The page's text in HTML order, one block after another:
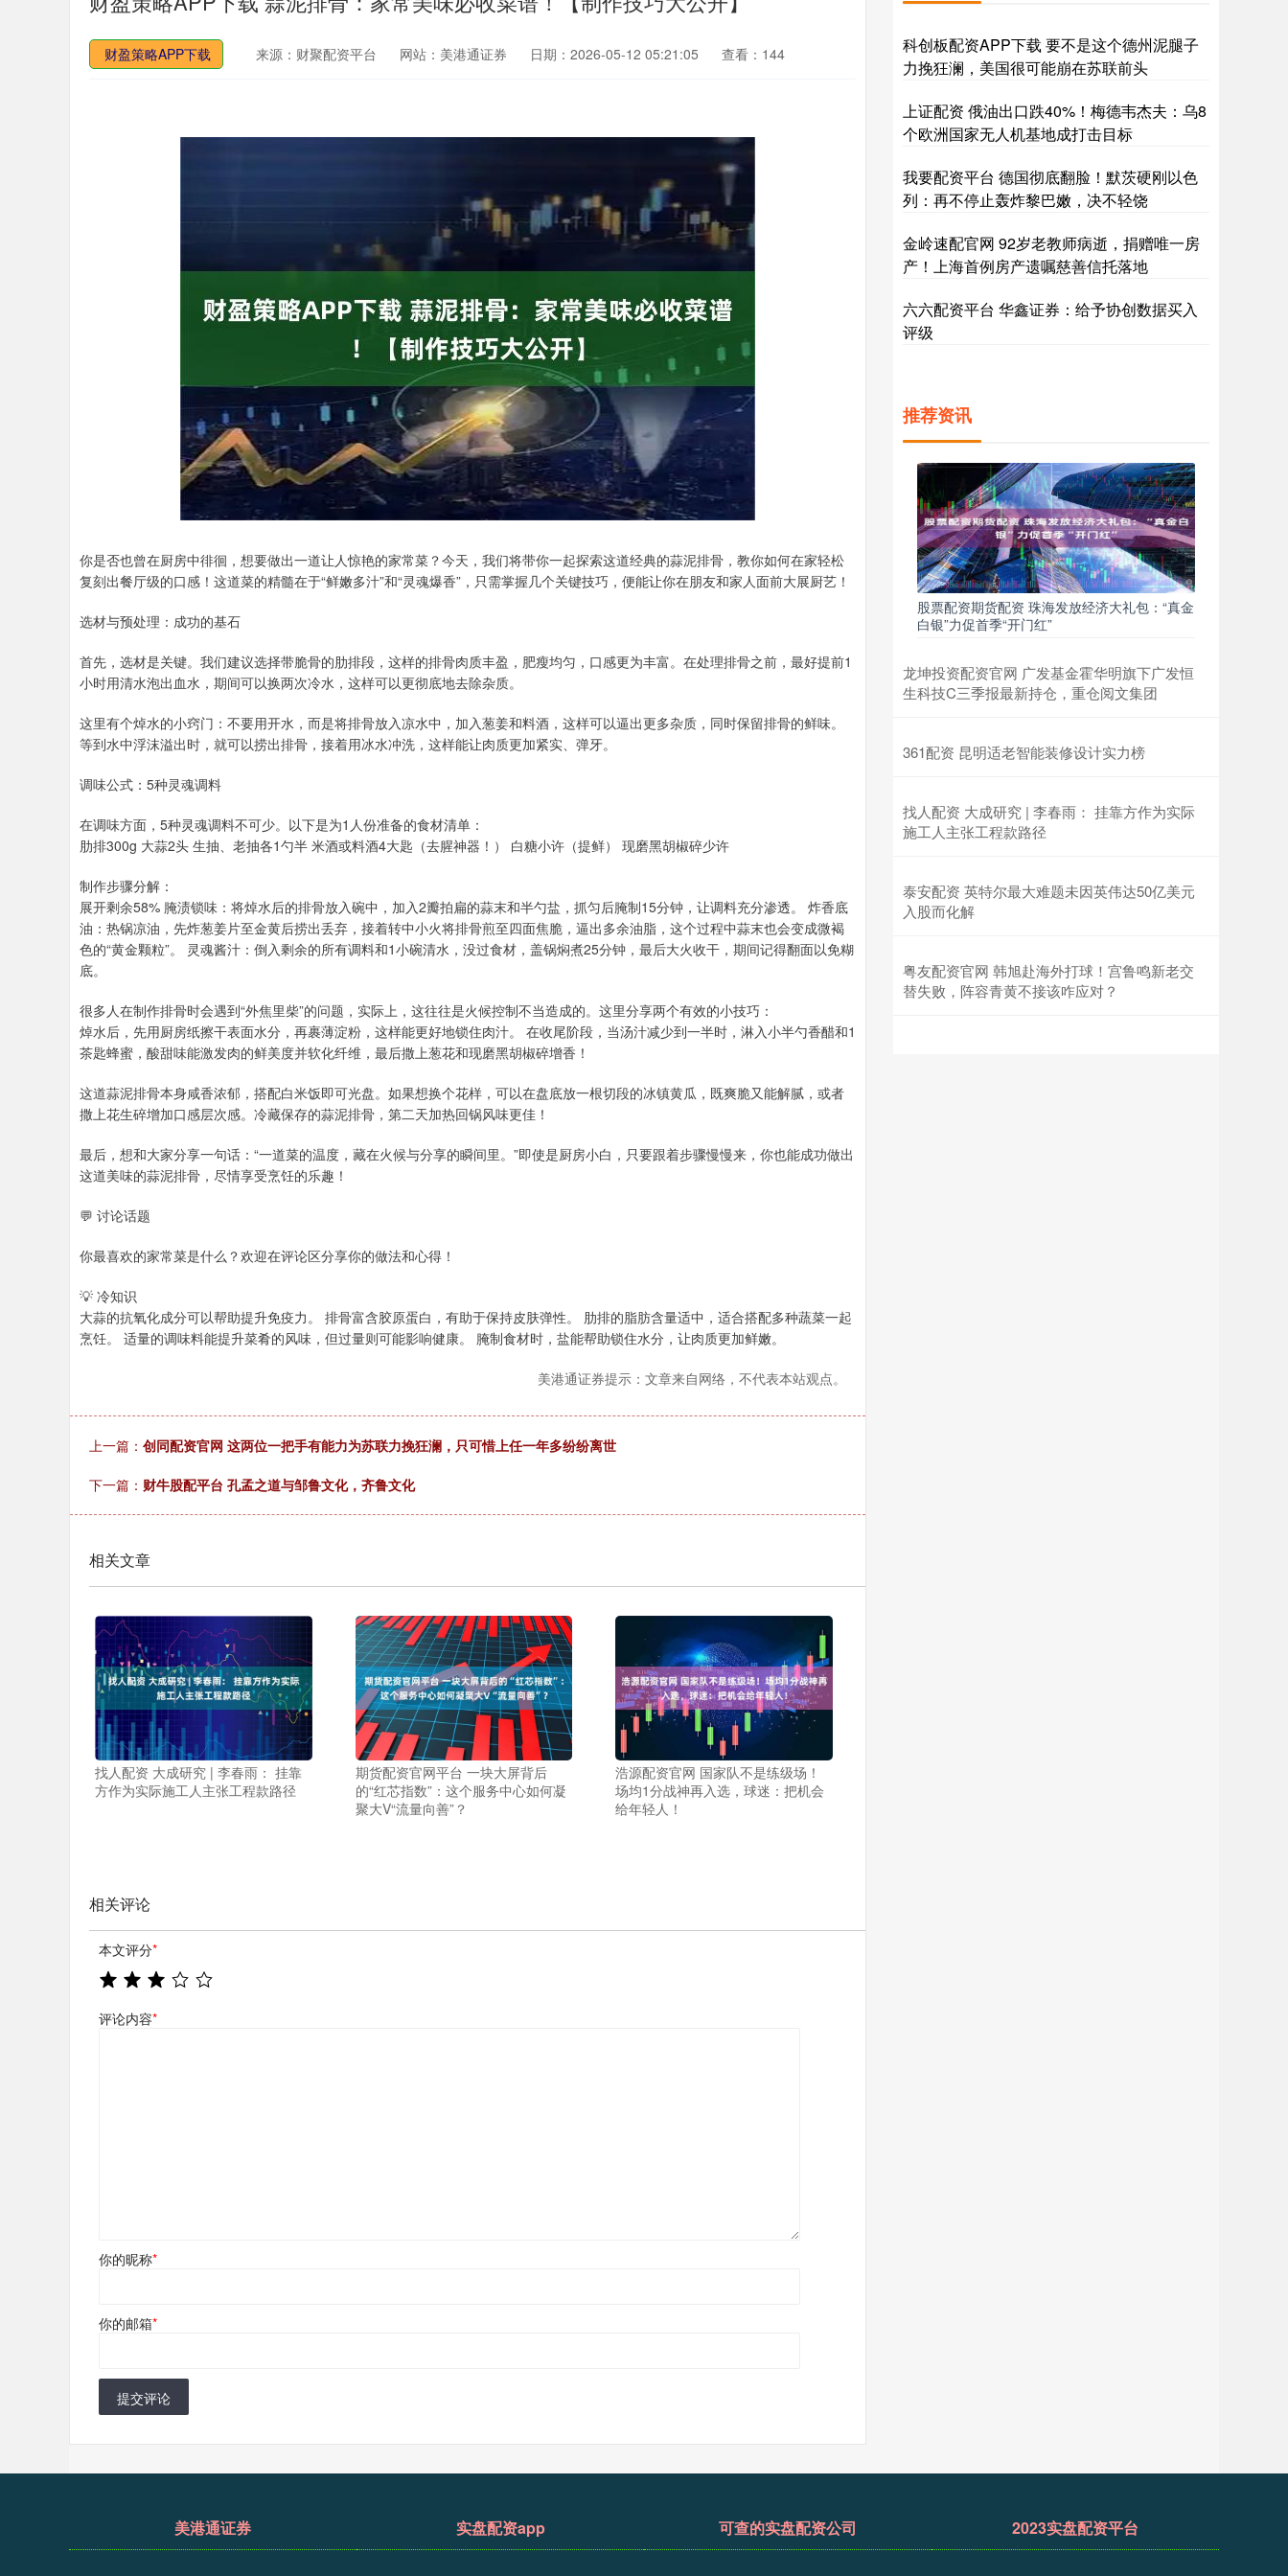
财盈策略APP下载 来源：财聚配资平台 网站：美港通证券 日期：2026-05-12 05:21:05 查看：144
你是否也曾在厨房中徘徊，想要做出一道让人惊艳的家常菜？今天，我们将带你一起探索这道经典的蒜泥排骨，教你如何在家轻松
复刻出餐厅级的口感！这道菜的精髓在于“鲜嫩多汁”和“灵魂爆香”，只需掌握几个关键技巧，便能让你在朋友和家人面前大展厨艺！
选材与预处理：成功的基石
首先，选材是关键。我们建议选择带脆骨的肋排段，这样的排骨肉质丰盈，肥瘦均匀，口感更为丰富。在处理排骨之前，最好提前1
小时用清水泡出血水，期间可以换两次冷水，这样可以更彻底地去除杂质。
这里有个焯水的小窍门：不要用开水，而是将排骨放入凉水中，加入葱姜和料酒，这样可以逼出更多杂质，同时保留排骨的鲜味。
等到水中浮沫溢出时，就可以捞出排骨，接着用冰水冲洗，这样能让肉质更加紧实、弹牙。
调味公式：5种灵魂调料
在调味方面，5种灵魂调料不可少。以下是为1人份准备的食材清单：
肋排300g 大蒜2头 生抽、老抽各1勺半 米酒或料酒4大匙（去腥神器！） 白糖小许（提鲜） 现磨黑胡椒碎少许
制作步骤分解：
展开剩余58% 腌渍锁味：将焯水后的排骨放入碗中，加入2瓣拍扁的蒜末和半勺盐，抓匀后腌制15分钟，让调料充分渗透。 炸香底
油：热锅凉油，先炸葱姜片至金黄后捞出丢弃，接着转中小火将排骨煎至四面焦脆，逼出多余油脂，这个过程中蒜末也会变成微褐
色的“黄金颗粒”。 灵魂酱汁：倒入剩余的所有调料和1小碗清水，没过食材，盖锅焖煮25分钟，最后大火收干，期间记得翻面以免糊
底。
很多人在制作排骨时会遇到“外焦里柴”的问题，实际上，这往往是火候控制不当造成的。这里分享两个有效的小技巧：
焯水后，先用厨房纸擦干表面水分，再裹薄淀粉，这样能更好地锁住肉汁。 在收尾阶段，当汤汁减少到一半时，淋入小半勺香醋和1
茶匙蜂蜜，酸甜味能激发肉的鲜美度并软化纤维，最后撒上葱花和现磨黑胡椒碎增香！
这道蒜泥排骨本身咸香浓郁，搭配白米饭即可光盘。如果想换个花样，可以在盘底放一根切段的冰镇黄瓜，既爽脆又能解腻，或者
撒上花生碎增加口感层次感。冷藏保存的蒜泥排骨，第二天加热回锅风味更佳！
最后，想和大家分享一句话：“一道菜的温度，藏在火候与分享的瞬间里。”即使是厨房小白，只要跟着步骤慢慢来，你也能成功做出
这道美味的蒜泥排骨，尽情享受烹饪的乐趣！
💬 讨论话题
你最喜欢的家常菜是什么？欢迎在评论区分享你的做法和心得！
💡 冷知识
大蒜的抗氧化成分可以帮助提升免疫力。 排骨富含胶原蛋白，有助于保持皮肤弹性。 肋排的脂肪含量适中，适合搭配多种蔬菜一起
烹饪。 适量的调味料能提升菜肴的风味，但过量则可能影响健康。 腌制食材时，盐能帮助锁住水分，让肉质更加鲜嫩。
美港通证券提示：文章来自网络，不代表本站观点。
上一篇： 创同配资官网 这两位一把手有能力为苏联力挽狂澜，只可惜上任一年多纷纷离世
下一篇： 财牛股配平台 孔孟之道与邹鲁文化，齐鲁文化
相关文章
找人配资 大成研究 | 李春雨： 挂靠
方作为实际施工人主张工程款路径
期货配资官网平台 一块大屏背后
的“红芯指数”：这个服务中心如何凝
聚大V“流量向善”？
浩源配资官网 国家队不是练级场！
场均1分战神再入选，球迷：把机会
给年轻人！
相关评论
本文评分*
评论内容*
你的昵称*
你的邮箱*
提交评论
科创板配资APP下载 要不是这个德州泥腿子
力挽狂澜，美国很可能崩在苏联前头
上证配资 俄油出口跌40%！梅德韦杰夫：乌8
个欧洲国家无人机基地成打击目标
我要配资平台 德国彻底翻脸！默茨硬刚以色
列：再不停止轰炸黎巴嫩，决不轻饶
金岭速配官网 92岁老教师病逝，捐赠唯一房
产！上海首例房产遗嘱慈善信托落地
六六配资平台 华鑫证券：给予协创数据买入
评级
推荐资讯
股票配资期货配资 珠海发放经济大礼包：“真金
白银”力促首季“开门红”
龙坤投资配资官网 广发基金霍华明旗下广发恒
生科技C三季报最新持仓，重仓阅文集团
361配资 昆明适老智能装修设计实力榜
找人配资 大成研究 | 李春雨： 挂靠方作为实际
施工人主张工程款路径
泰安配资 英特尔最大难题未因英伟达50亿美元
入股而化解
粤友配资官网 韩旭赴海外打球！宫鲁鸣新老交
替失败，阵容青黄不接该咋应对？
美港通证券 实盘配资app 可查的实盘配资公司 2023实盘配资平台